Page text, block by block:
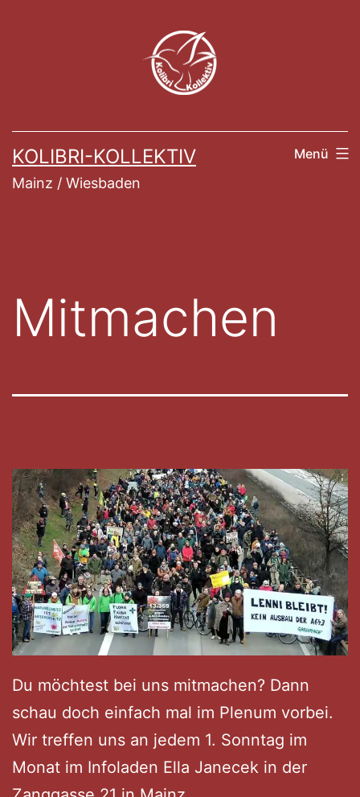
KOLIBRI-KOLLEKTIV
Mainz / Wiesbaden
Menü
Mitmachen
Du möchtest bei uns mitmachen? Dann
schau doch einfach mal im Plenum vorbei.
Wir treffen uns an jedem 1. Sonntag im
Monat im Infoladen Ella Janecek in der